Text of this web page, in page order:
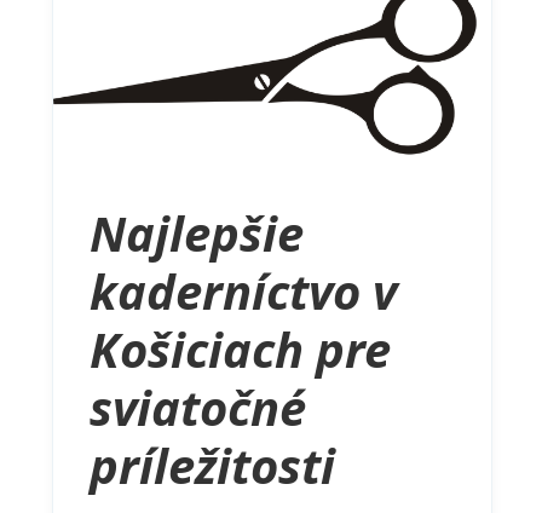
Najlepšie
kaderníctvo v
Košiciach pre
sviatočné
príležitosti